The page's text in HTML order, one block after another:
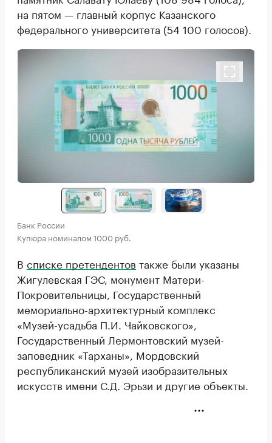
на пятом — главный корпус Казанского
федерального университета (54 100 голосов).
Банк России
Купюра номиналом 1000 руб.
В списке претендентов также были указаны
Жигулевская ГЭС, монумент Матери-
Покровительницы, Государственный
мемориально-архитектурный комплекс
«Музей-усадьба П.И. Чайковского»,
Государственный Лермонтовский музей-
заповедник «Тарханы», Мордовский
республиканский музей изобразительных
искусств имени С.Д. Эрьзи и другие объекты.